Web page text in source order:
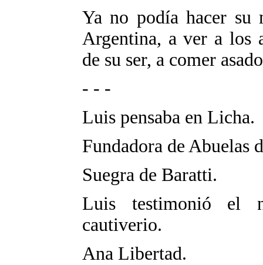
Ya no podía hacer su
Argentina, a ver a los
de su ser, a comer
- - -
Luis pensaba en Licha.
Fundadora de Abuelas
Suegra de Baratti.
Luis testimonió el
cautiverio.
Ana Libertad.